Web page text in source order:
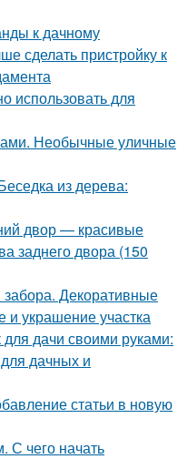
к дачному
сделать пристройку к
использовать для
Необычные уличные
из дерева:
двор — красивые
заднего двора (150
забора. Декоративные
и украшение участка
дачи своими руками:
дачных и
статьи в новую
С чего начать